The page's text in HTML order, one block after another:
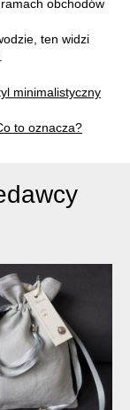
obchodów
ten widzi
minimalistyczny
to oznacza?